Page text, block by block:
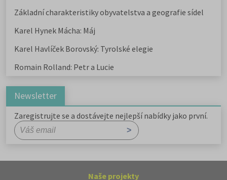
Základní charakteristiky obyvatelstva a geografie sídel
Karel Hynek Mácha: Máj
Karel Havlíček Borovský: Tyrolské elegie
Romain Rolland: Petr a Lucie
Newsletter
Zaregistrujte se a dostávejte nejlepší nabídky jako první.
Naše projekty